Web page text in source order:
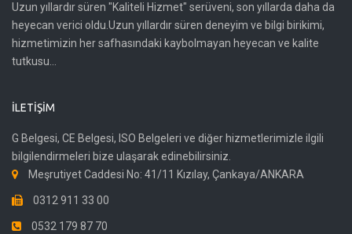
Uzun yıllardır süren "Kaliteli Hizmet" serüveni, son yıllarda daha da
heyecan verici oldu.Uzun yıllardır süren deneyim ve bilgi birikimi,
hizmetimizin her safhasındaki kaybolmayan heyecan ve kalite
tutkusu...
İLETIŞIM
G Belgesi, CE Belgesi, ISO Belgeleri ve diğer hizmetlerimizle ilgili
bilgilendirmeleri bize ulaşarak edinebilirsiniz.
Meşrutiyet Caddesi No: 41/11 Kızılay, Çankaya/ANKARA
0312 911 33 00
0532 179 87 70